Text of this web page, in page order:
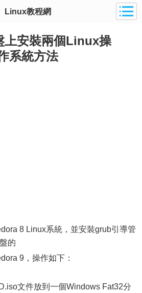
Linux教程網
上安裝兩個Linux操
系統方法
8 Linux系統，並安裝grub引導管
的
9，操作如下：
文件放到一個Windows Fat32分